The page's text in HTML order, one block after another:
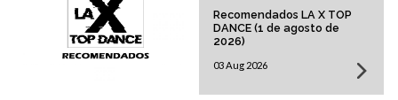
Recomendados LA X TOP
DANCE (1 de agosto de
2026)
03 Aug 2026